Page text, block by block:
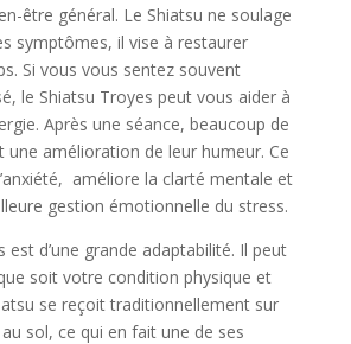
être général. Le Shiatsu ne soulage
symptômes, il vise à restaurer
Si vous vous sentez souvent
le Shiatsu Troyes peut vous aider à
Après une séance, beaucoup de
une amélioration de leur humeur. Ce
améliore la clarté mentale et
gestion émotionnelle du stress.
est d’une grande adaptabilité. Il peut
soit votre condition physique et
se reçoit traditionnellement sur
sol, ce qui en fait une de ses